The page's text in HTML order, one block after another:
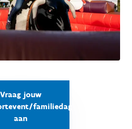
Vraag jouw
familiedag
aan